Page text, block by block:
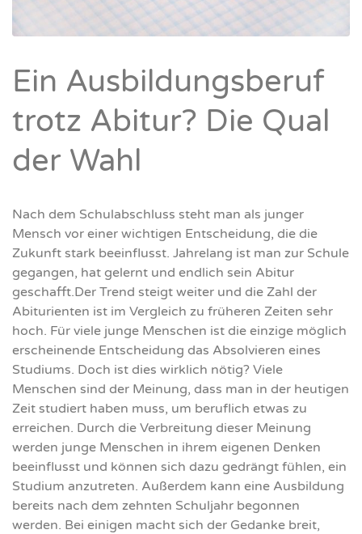
Ein Ausbildungsberuf
trotz Abitur? Die Qual
der Wahl
Nach dem Schulabschluss steht man als junger
Mensch vor einer wichtigen Entscheidung, die die
Zukunft stark beeinflusst. Jahrelang ist man zur Schule
gegangen, hat gelernt und endlich sein Abitur
geschafft.Der Trend steigt weiter und die Zahl der
Abiturienten ist im Vergleich zu früheren Zeiten sehr
hoch. Für viele junge Menschen ist die einzige möglich
erscheinende Entscheidung das Absolvieren eines
Studiums. Doch ist dies wirklich nötig? Viele
Menschen sind der Meinung, dass man in der heutigen
Zeit studiert haben muss, um beruflich etwas zu
erreichen. Durch die Verbreitung dieser Meinung
werden junge Menschen in ihrem eigenen Denken
beeinflusst und können sich dazu gedrängt fühlen, ein
Studium anzutreten. Außerdem kann eine Ausbildung
bereits nach dem zehnten Schuljahr begonnen
werden. Bei einigen macht sich der Gedanke breit,